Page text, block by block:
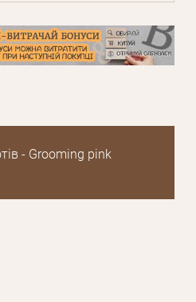
- Grooming pink